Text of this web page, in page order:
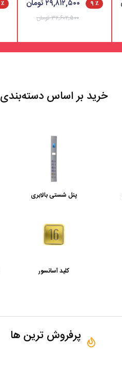
٪ ۹ ۲۹,۸۱۲,۵۰۰ تومان
۳۲,۶۰۲,۵۰۰ تومان
٪ ۹
خرید بر اساس دسته‌بندی
پنل شستی بالابری
کلید آسانسور
پرفروش ترین ها